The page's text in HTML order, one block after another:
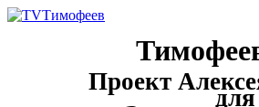
Проект